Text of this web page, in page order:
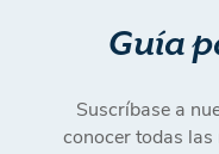
Guía
Suscríbase a
conocer todas las